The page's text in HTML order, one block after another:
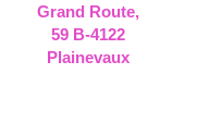
Grand Route,
59 B-4122
Plainevaux